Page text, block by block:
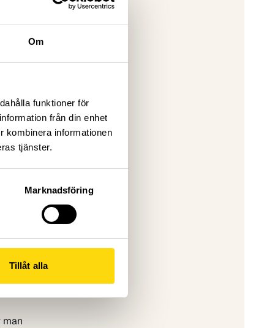
Om
funktioner för
från din enhet
kombinera informationen
tjänster.
Marknadsföring
Tillåt alla
och
det